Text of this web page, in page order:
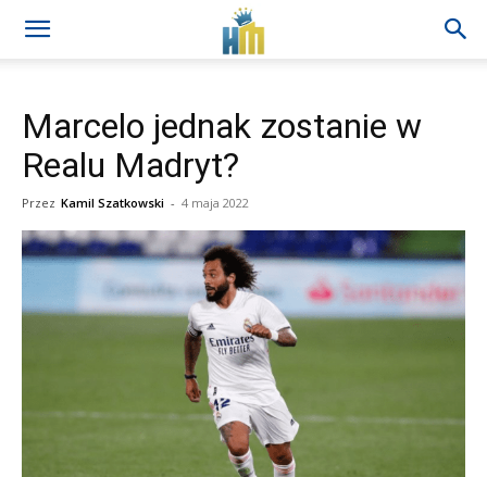
Marcelo jednak zostanie w
Realu Madryt?
Przez Kamil Szatkowski - 4 maja 2022